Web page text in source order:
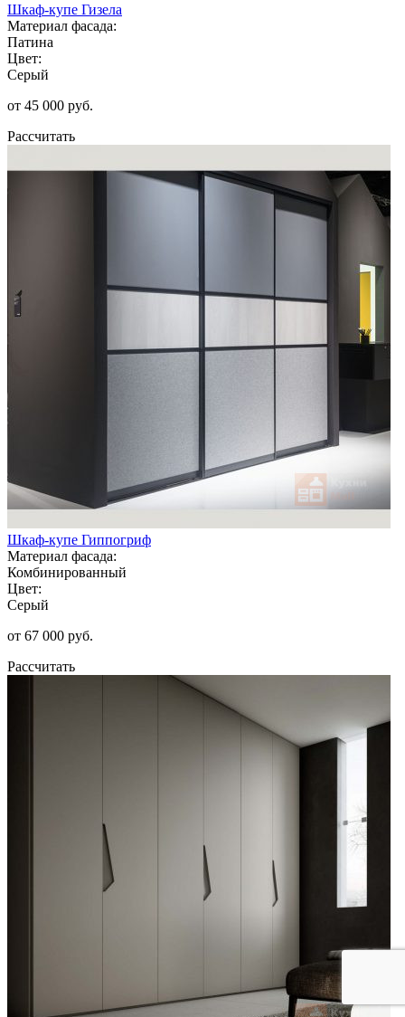
Шкаф-купе Гизела
Материал фасада:
Патина
Цвет:
Серый
от 45 000 руб.
Рассчитать
Шкаф-купе Гиппогриф
Материал фасада:
Комбинированный
Цвет:
Серый
от 67 000 руб.
Рассчитать